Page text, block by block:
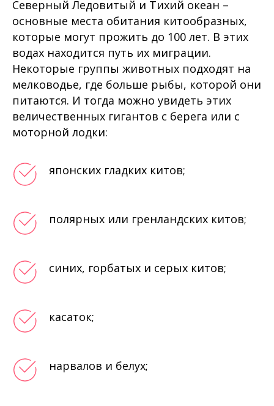
Северный Ледовитый и Тихий океан –
основные места обитания китообразных,
которые могут прожить до 100 лет. В этих
водах находится путь их миграции.
Некоторые группы животных подходят на
мелководье, где больше рыбы, которой они
питаются. И тогда можно увидеть этих
величественных гигантов с берега или с
моторной лодки:
японских гладких китов;
полярных или гренландских китов;
синих, горбатых и серых китов;
касаток;
нарвалов и белух;